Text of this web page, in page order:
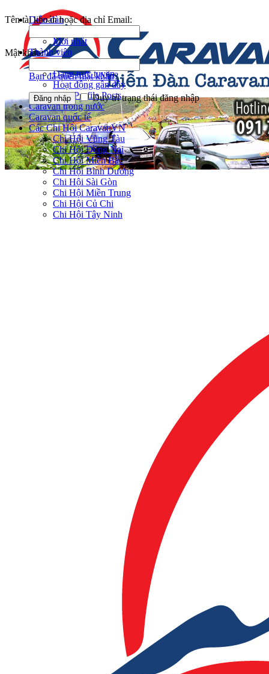
Diễn đàn
Mới nhất
Thành viên
Đang trực tuyến
Hoạt động gần đây
New Profile Posts
Caravan trong nước
Caravan quốc tế
Các Chi Hội CaravanVN
Chi Hội Vũng Tàu
Chi Hội Đồng Nai
Chi Hội Miền Bắc
Chi Hội Bình Dương
Chi Hội Sài Gòn
Chi Hội Miền Trung
Chi Hội Củ Chi
Chi Hội Tây Ninh
Tên tài khoản hoặc địa chỉ Email:
Mật khẩu:
Bạn đã quên mật khẩu?
Duy trì trạng thái đăng nhập